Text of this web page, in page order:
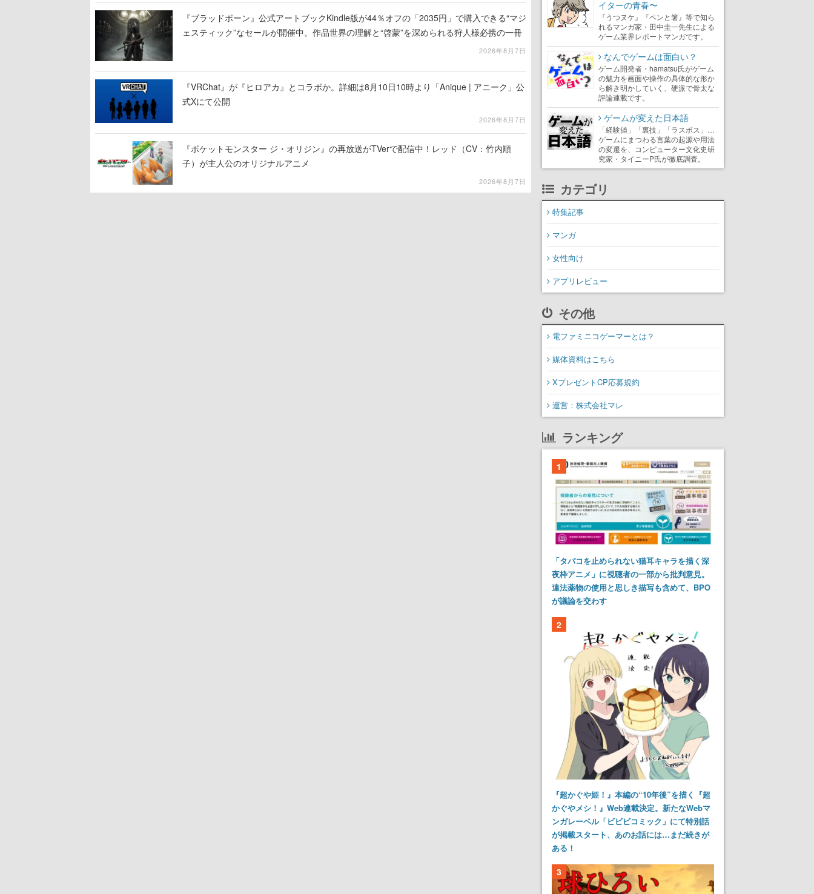
『ブラッドボーン』公式アートブックKindle版が44％オフの「2035円」で購入できる“マジ
ェスティック”なセールが開催中。作品世界の理解と“啓蒙”を深められる狩人様必携の一冊
2026年8月7日
『VRChat』が『ヒロアカ』とコラボか。詳細は8月10日10時より「Anique | アニーク」公
式Xにて公開
2026年8月7日
『ポケットモンスター ジ・オリジン』の再放送がTVerで配信中！レッド（CV：竹内順
子）が主人公のオリジナルアニメ
2026年8月7日
イターの青春〜
『うつヌケ』『ペンと箸』等で知ら
れるマンガ家・田中圭一先生による
ゲーム業界レポートマンガです。
なんでゲームは面白い？
ゲーム開発者・hamatsu氏がゲーム
の魅力を画面や操作の具体的な形か
ら解き明かしていく、硬派で骨太な
評論連載です。
ゲームが変えた日本語
「経験値」「裏技」「ラスボス」…
ゲームにまつわる言葉の起源や用法
の変遷を、コンピューター文化史研
究家・タイニーP氏が徹底調査。
カテゴリ
特集記事
マンガ
女性向け
アプリレビュー
その他
電ファミニコゲーマーとは？
媒体資料はこちら
XプレゼントCP応募規約
運営：株式会社マレ
ランキング
1
「タバコを止められない猫耳キャラを描く深
夜枠アニメ」に視聴者の一部から批判意見。
違法薬物の使用と思しき描写も含めて、BPO
が議論を交わす
2
『超かぐや姫！』本編の“10年後”を描く『超
かぐやメシ！』Web連載決定。新たなWebマ
ンガレーベル「ビビビコミック」にて特別話
が掲載スタート、あのお話には…まだ続きが
ある！
3